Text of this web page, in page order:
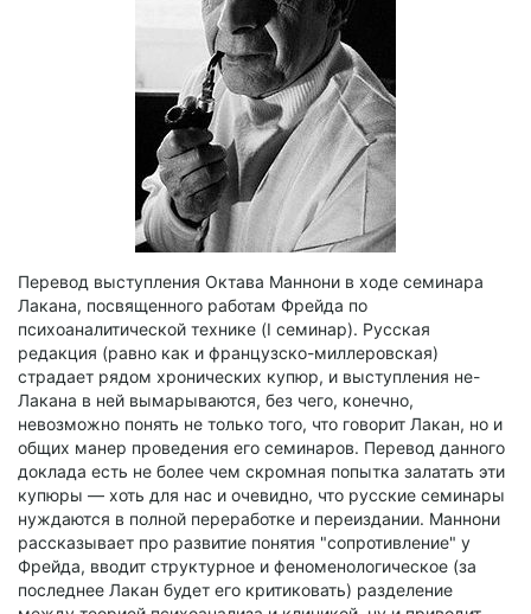
Перевод выступления Октава Маннони в ходе семинара
Лакана, посвященного работам Фрейда по
психоаналитической технике (I семинар). Русская
редакция (равно как и французско-миллеровская)
страдает рядом хронических купюр, и выступления не-
Лакана в ней вымарываются, без чего, конечно,
невозможно понять не только того, что говорит Лакан, но и
общих манер проведения его семинаров. Перевод данного
доклада есть не более чем скромная попытка залатать эти
купюры — хоть для нас и очевидно, что русские семинары
нуждаются в полной переработке и переиздании. Маннони
рассказывает про развитие понятия "сопротивление" у
Фрейда, вводит структурное и феноменологическое (за
последнее Лакан будет его критиковать) разделение